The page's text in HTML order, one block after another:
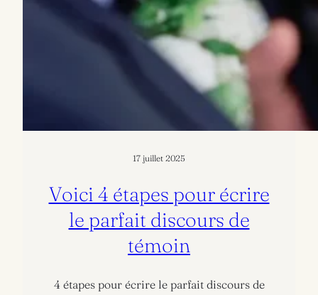
17 juillet 2025
Voici 4 étapes pour écrire
le parfait discours de
témoin
4 étapes pour écrire le parfait discours de